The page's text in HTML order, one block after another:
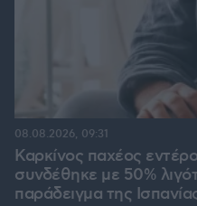
Καρκίνος παχέος
συνδέθηκε με 50%
παράδειγμα της
08.08.2026, 09:31